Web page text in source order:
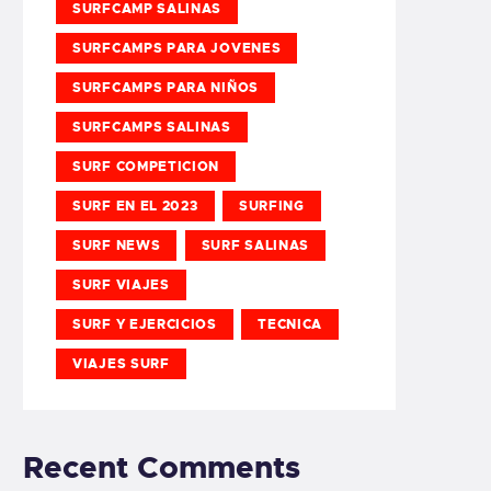
SURFCAMP SALINAS
SURFCAMPS PARA JOVENES
SURFCAMPS PARA NIÑOS
SURFCAMPS SALINAS
SURF COMPETICION
SURF EN EL 2023 SURFING
SURF NEWS SURF SALINAS
SURF VIAJES
SURF Y EJERCICIOS TECNICA
VIAJES SURF
Recent Comments